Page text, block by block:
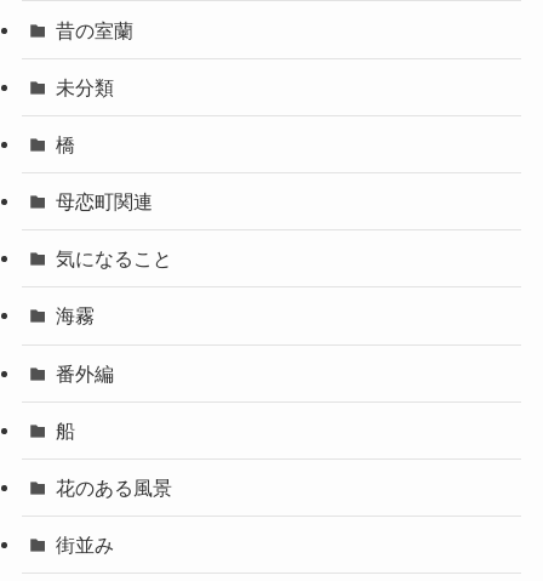
昔の室蘭
未分類
橋
母恋町関連
気になること
海霧
番外編
船
花のある風景
街並み